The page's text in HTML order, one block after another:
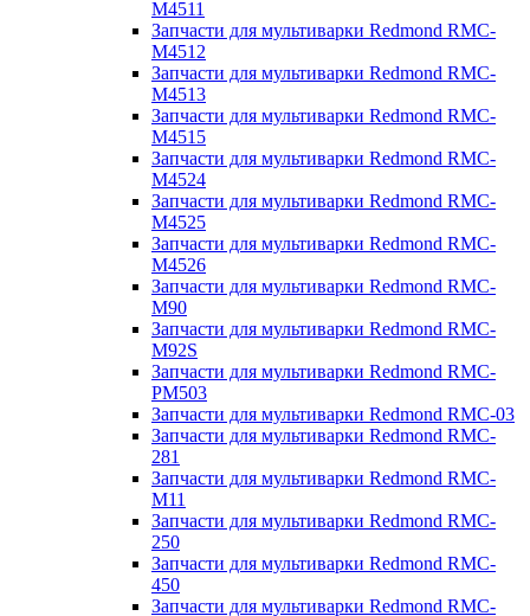
M4511
Запчасти для мультиварки Redmond RMC-
M4512
Запчасти для мультиварки Redmond RMC-
M4513
Запчасти для мультиварки Redmond RMC-
M4515
Запчасти для мультиварки Redmond RMC-
M4524
Запчасти для мультиварки Redmond RMC-
M4525
Запчасти для мультиварки Redmond RMC-
M4526
Запчасти для мультиварки Redmond RMC-
M90
Запчасти для мультиварки Redmond RMC-
M92S
Запчасти для мультиварки Redmond RMC-
PM503
Запчасти для мультиварки Redmond RMC-03
Запчасти для мультиварки Redmond RMC-
281
Запчасти для мультиварки Redmond RMC-
M11
Запчасти для мультиварки Redmond RMC-
250
Запчасти для мультиварки Redmond RMC-
450
Запчасти для мультиварки Redmond RMC-